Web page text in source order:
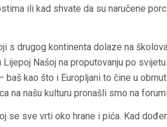
ili kad shvate da su naručene
s drugog kontinenta dolaze na
Lijepoj Našoj na proputovanju po
baš kao što i Europljani to čine u
na našu kulturu pronašli smo na
se sve vrti oko hrane i pića. Kad